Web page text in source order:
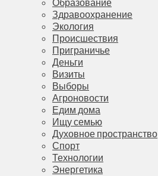
Здравоохранение
Экология
Происшествия
Приграничье
Деньги
Визиты
Выборы
Агроновости
Едим дома
Ищу семью
Духовное пространство
Спорт
Технологии
Энергетика